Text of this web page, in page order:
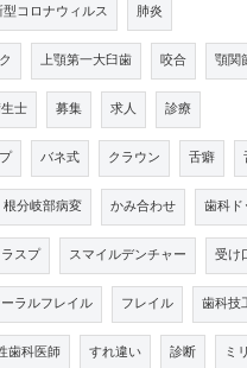
型コロナウィルス 肺炎
上顎第一大臼歯 咬合 顎関
士 募集 求人 診療
バネ式 クラウン 舌癖
根分岐部病変 かみ合わせ 歯科ド
スプ スマイルデンチャー 受け
ラルフレイル フレイル 歯科技
歯科医師 すれ違い 診断 ミ